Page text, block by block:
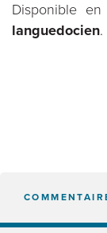
Disponible
languedocien.